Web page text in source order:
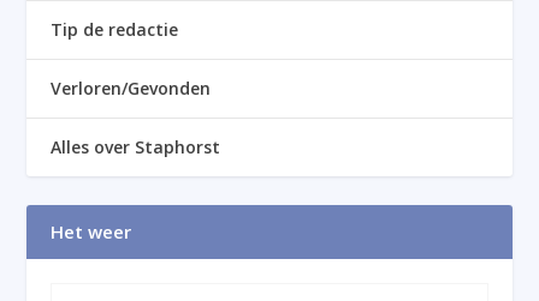
Tip de redactie
Verloren/Gevonden
Alles over Staphorst
Het weer